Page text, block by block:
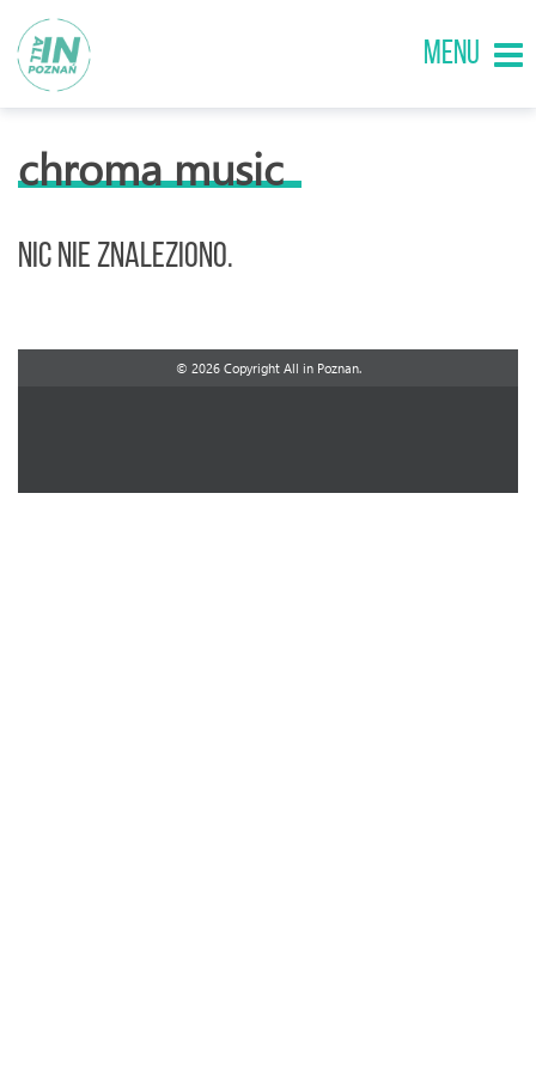
MENU
chroma music
Nic nie znaleziono.
© 2026 Copyright All in Poznan.